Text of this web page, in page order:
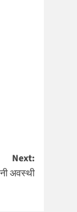
Next:
अवस्थी